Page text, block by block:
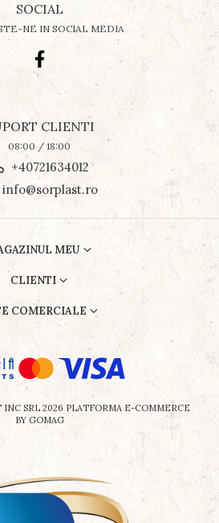
SOCIAL
NE IN SOCIAL MEDIA
CLIENTI
08:00 / 18:00
+40721634012
info@sorplast.ro
MEU
CLIENTI
COMERCIALE
INC SRL 2026 PLATFORMA E-COMMERCE
BY GOMAG